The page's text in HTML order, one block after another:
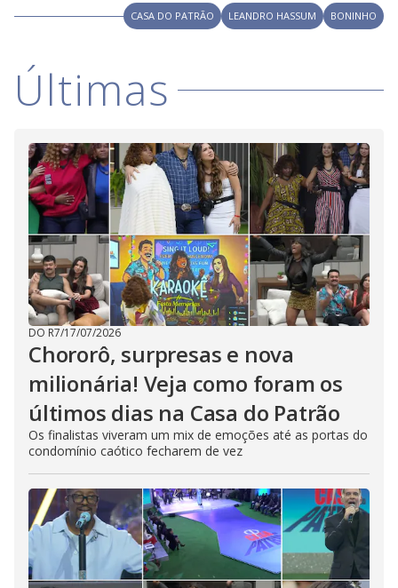
CASA DO PATRÃO LEANDRO HASSUM BONINHO
Últimas
DO R7/17/07/2026
Chororô, surpresas e nova
milionária! Veja como foram os
últimos dias na Casa do Patrão
Os finalistas viveram um mix de emoções até as portas do
condomínio caótico fecharem de vez